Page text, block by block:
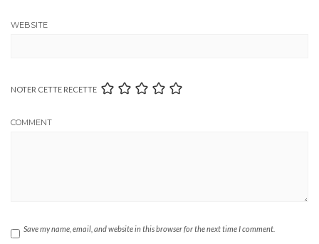
WEBSITE
NOTER CETTE RECETTE
COMMENT
Save my name, email, and website in this browser for the next time I comment.